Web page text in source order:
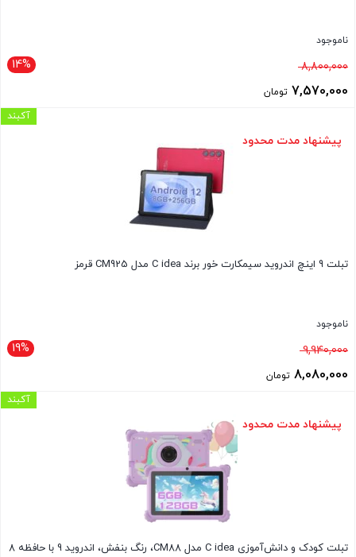
ناموجود
14% 8,800,000قیمت
اصلی7,570,000 تومان
فعلی
پیشنهاد مدت محدود
تبلت 9 اینچ اندروید سیمکارت خور برند C idea مدل CM925 قرمز
ناموجود
19% 9,940,000قیمت
اصلی8,080,000 تومان
فعلی
آکبند
پیشنهاد مدت محدود
تبلت کودک و دانش‌آموزی C idea مدل CM88، رنگ بنفش، اندروید 9 با حافظه 8
آکبند